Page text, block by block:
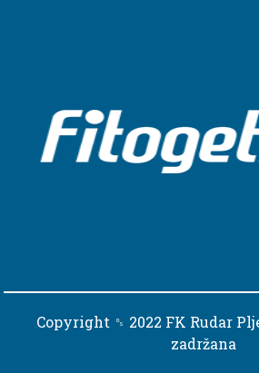
Copyright ␈ 2022 FK Rudar
zadržana